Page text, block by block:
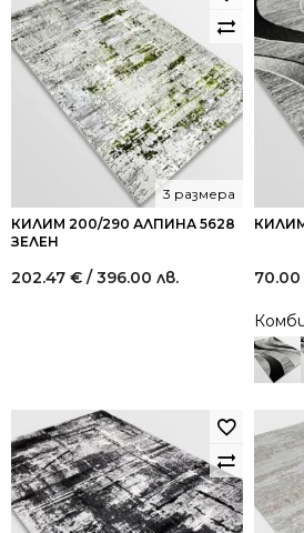
/
лв..
КИЛИМ 200/290 АЛПИНА 5628
ЗЕЛЕН
3 размера
202.47 € / 396.00 лв. 70.00